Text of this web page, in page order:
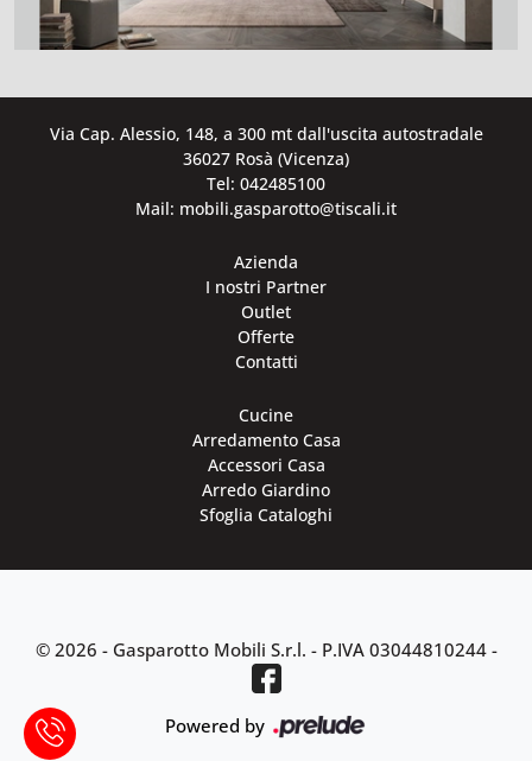
Via Cap. Alessio, 148, a 300 mt dall'uscita autostradale
36027 Rosà (Vicenza)
Tel: 042485100
Mail: mobili.gasparotto@tiscali.it
Azienda
I nostri Partner
Outlet
Offerte
Contatti
Cucine
Arredamento Casa
Accessori Casa
Arredo Giardino
Sfoglia Cataloghi
© 2026 - Gasparotto Mobili S.r.l. - P.IVA 03044810244-
Powered by